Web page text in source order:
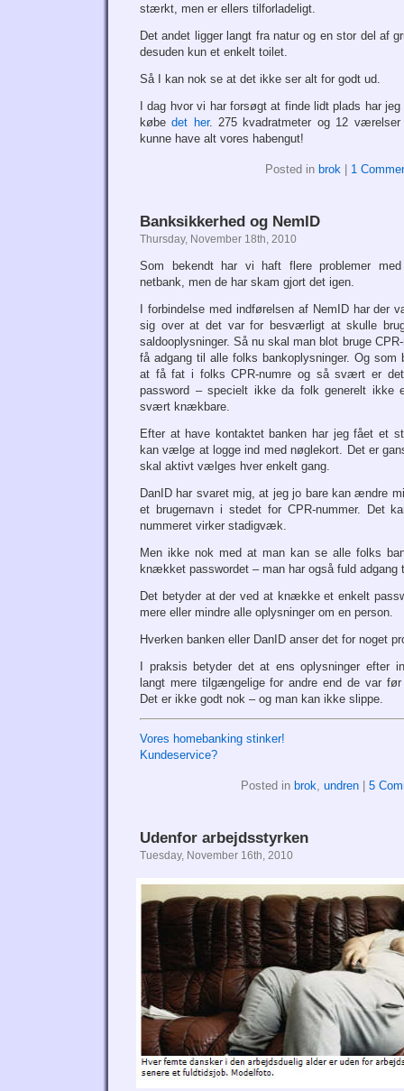
stærkt, men er ellers tilforladeligt.
Det andet ligger langt fra natur og en stor del af
desuden kun et enkelt toilet.
Så I kan nok se at det ikke ser alt for godt ud.
I dag hvor vi har forsøgt at finde lidt plads har
købedet her. 275 kvadratmeter og 12
kunne have alt vores habengut!
Posted in brok| 1
Banksikkerhed og NemID
Thursday, November 18th, 2010
Som bekendt har vi haft flere problemer
netbank, men de har skam gjort det igen.
I forbindelse med indførelsen af NemID har der
sig over at det var for besværligt at skulle
saldooplysninger. Så nu skal man blot bruge
få adgang til alle folks bankoplysninger. Og som
at få fat i folks CPR-numre og så svært er
password – specielt ikke da folk generelt ikke
svært knækbare.
Efter at have kontaktet banken har jeg fået et
kan vælge at logge ind med nøglekort. Det er
skal aktivt vælges hver enkelt gang.
DanID har svaret mig, at jeg jo bare kan ændre
et brugernavn i stedet for CPR-nummer. Det
nummeret virker stadigvæk.
Men ikke nok med at man kan se alle folks
knækket passwordet – man har også fuld adgang
Det betyder at der ved at knække et enkelt
mere eller mindre alle oplysninger om en person.
Hverken banken eller DanID anser det for noget
I praksis betyder det at ens oplysninger efter
langt mere tilgængelige for andre end de var
Det er ikke godt nok – og man kan ikke slippe.
Vores homebanking stinker!
Kundeservice?
Posted in brok, undren| 5
Udenfor arbejdsstyrken
Tuesday, November 16th, 2010